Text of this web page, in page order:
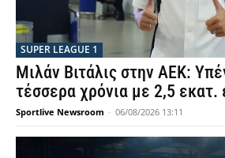
SUPER LEAGUE 1
Μιλάν Βιτάλις στην ΑΕΚ:
τέσσερα χρόνια με 2,5
Sportlive Newsroom - 06/08/2026 13:11